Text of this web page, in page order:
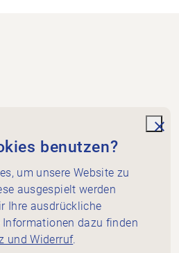
benutzen?
um unsere Website zu
ausgespielt werden
Ihre ausdrückliche
dazu finden
und Widerruf.